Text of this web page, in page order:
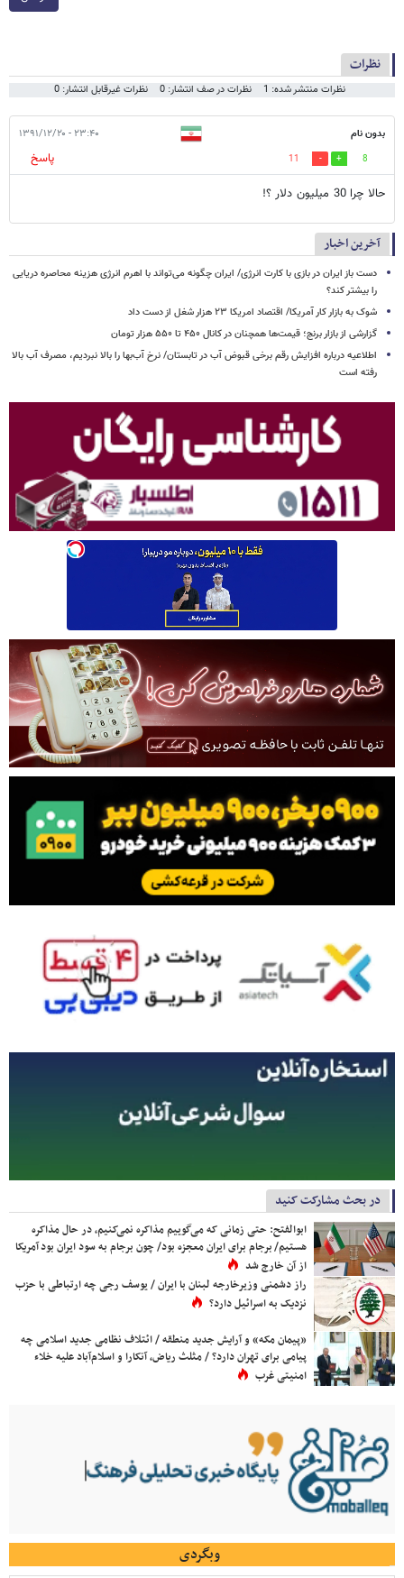
نظرات
نظرات منتشر شده: 1 نظرات در صف انتشار: 0 نظرات غیرقابل انتشار: 0
بدون نام ۲۳:۴۰ - ۱۳۹۱/۱۲/۲۰
8
11
پاسخ
حالا چرا 30 میلیون دلار ؟!
آخرین اخبار
دست باز ایران در بازی با کارت انرژی/ ایران چگونه می‌تواند با اهرم انرژی‌ هزینه محاصره دریایی
را بیشتر کند؟
شوک به بازار کار آمریکا/ اقتصاد امریکا ۲۳ هزار شغل از دست داد
گزارشی از بازار برنج؛ قیمت‌ها همچنان در کانال ۴۵۰ تا ۵۵۰ هزار تومان
اطلاعیه درباره افزایش رقم برخی قبوض آب در تابستان/ نرخ آب‌بها را بالا نبردیم، مصرف آب بالا
رفته است
در بحث مشارکت کنید
ابوالفتح: حتی زمانی که می‌گوییم مذاکره نمی‌کنیم، در حال مذاکره
هستیم/ برجام برای ایران معجزه بود/ چون برجام به سود ایران بود آمریکا
از آن خارج شد
راز دشمنی وزیرخارجه لبنان با ایران / یوسف رجی چه ارتباطی با حزب
نزدیک به اسرائیل دارد؟
«پیمان مکه» و آرایش جدید منطقه / ائتلاف نظامی جدید اسلامی چه
پیامی برای تهران دارد؟ / مثلث ریاض، آنکارا و اسلام‌آباد علیه خلاء
امنیتی غرب
وبگردی